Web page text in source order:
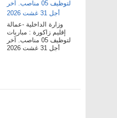
وزارة الداخلية -عمالة
إقليم زاكورة : مباريات
لتوظيف 05 مناصب. آخر
أجل 31 غشت 2026